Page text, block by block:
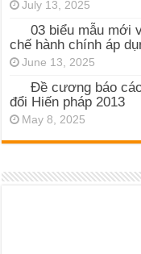
July 13, 2025
03 biểu mẫu mới
chế hành chính áp
June 13, 2025
Đề cương báo
đổi Hiến pháp 2013
May 8, 2025